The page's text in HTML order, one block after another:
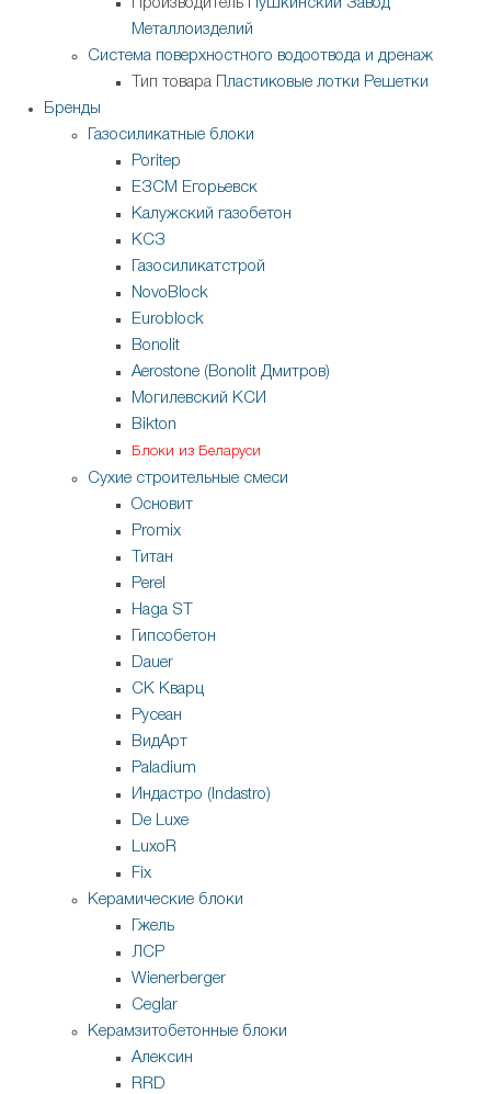
Производитель
Пушкинский Завод
Металлоизделий
Система поверхностного водоотвода и дренаж
Тип товара
Пластиковые лотки Решетки
Бренды
Газосиликатные блоки
Poritep
ЕЗСМ Егорьевск
Калужский газобетон
КСЗ
Газосиликатстрой
NovoBlock
Euroblock
Bonolit
Aerostone (Bonolit Дмитров)
Могилевский КСИ
Bikton
Блоки из Беларуси
Сухие строительные смеси
Основит
Promix
Титан
Perel
Haga ST
Гипсобетон
Dauer
СК Кварц
Русеан
ВидАрт
Paladium
Индастро (Indastro)
De Luxe
LuxoR
Fix
Керамические блоки
Гжель
ЛСР
Wienerberger
Ceglar
Керамзитобетонные блоки
Алексин
RRD